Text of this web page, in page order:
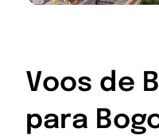
Voos de
para